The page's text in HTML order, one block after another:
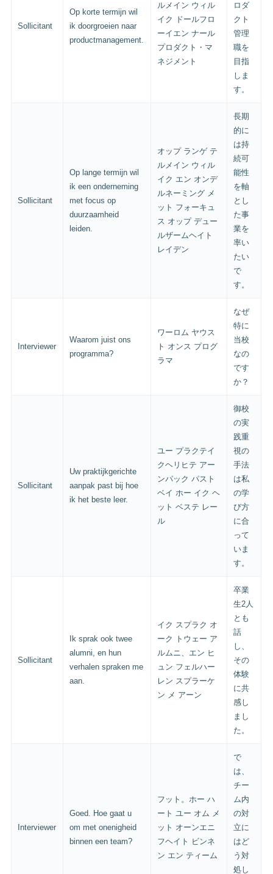
Sollicitant
Op korte termijn wil
ik doorgroeien naar
productmanagement.
ルメイン ウィル
イク ドールフロ
ーイエン ナール
プロダクト・マ
ネジメント
ロダ
クト
管理
職を
目指
しま
す。
Sollicitant
Op lange termijn wil
ik een onderneming
met focus op
duurzaamheid
leiden.
オップ ランゲ テ
ルメイン ウィル
イク エン オンデ
ルネーミング メ
ット フォーキュ
ス オップ デュー
ルザームヘイト
レイデン
長期
的に
は持
続可
能性
を軸
とし
た事
業を
率い
たい
で
す。
Interviewer
Waarom juist ons
programma?
ワーロム ヤウス
ト オンス プログ
ラマ
なぜ
特に
当校
なの
です
か？
Sollicitant
Uw praktijkgerichte
aanpak past bij hoe
ik het beste leer.
ユー プラクテイ
クヘリヒテ アー
ンパック パスト
ベイ ホー イク ヘ
ット ベステ レー
ル
御校
の実
践重
視の
手法
は私
の学
び方
に合
って
いま
す。
Sollicitant
Ik sprak ook twee
alumni, en hun
verhalen spraken me
aan.
イク スプラク オ
ーク トウェー ア
ルムニ、エン ヒ
ュン フェルハー
レン スプラーケ
ン メ アーン
卒業
生2人
とも
話
し、
その
体験
に共
感し
まし
た。
Interviewer
Goed. Hoe gaat u
om met onenigheid
binnen een team?
フット。ホー ハ
ート ユー オム メ
ット オーンエニ
フヘイト ビンネ
ン エン ティーム
で
は、
チー
ム内
の対
立に
はど
う対
処し